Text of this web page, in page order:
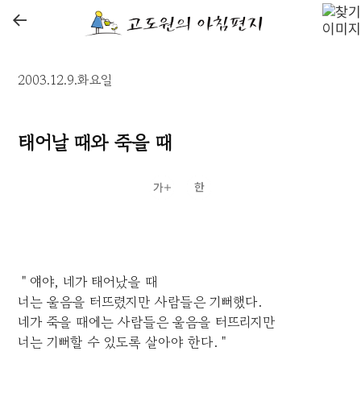
←
2003.12.9.화요일
태어날 때와 죽을 때
＂얘야, 네가 태어났을 때
너는 울음을 터뜨렸지만 사람들은 기뻐했다.
네가 죽을 때에는 사람들은 울음을 터뜨리지만
너는 기뻐할 수 있도록 살아야 한다.＂